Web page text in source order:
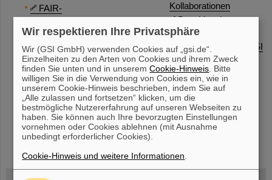
FAIR-
Bau von FAIR
Hightech für FAIR
Zahlen und Fakten
Kollaborationen
Beschleuniger-
Fachabteilungen
Publikationen bei GSI
– das GSI Institutional
Repository
instagramlinkedinyoutube
helmholtz.social
facebook
Wir respektieren Ihre Privatsphäre
Wir (GSI GmbH) verwenden Cookies auf „gsi.de“.
Einzelheiten zu den Arten von Cookies und ihrem Zweck
finden Sie unten und in unseremCookie-Hinweis . Bitte
willigen Sie in die Verwendung von Cookies ein, wie in
unserem Cookie-Hinweis beschrieben, indem Sie auf
„Alle zulassen und fortsetzen“ klicken, um die
bestmögliche Nutzererfahrung auf unseren Webseiten zu
haben. Sie können auch Ihre bevorzugten Einstellungen
vornehmen oder Cookies ablehnen (mit Ausnahme
unbedingt erforderlicher Cookies).
Cookie-Hinweis und weitere Informationen